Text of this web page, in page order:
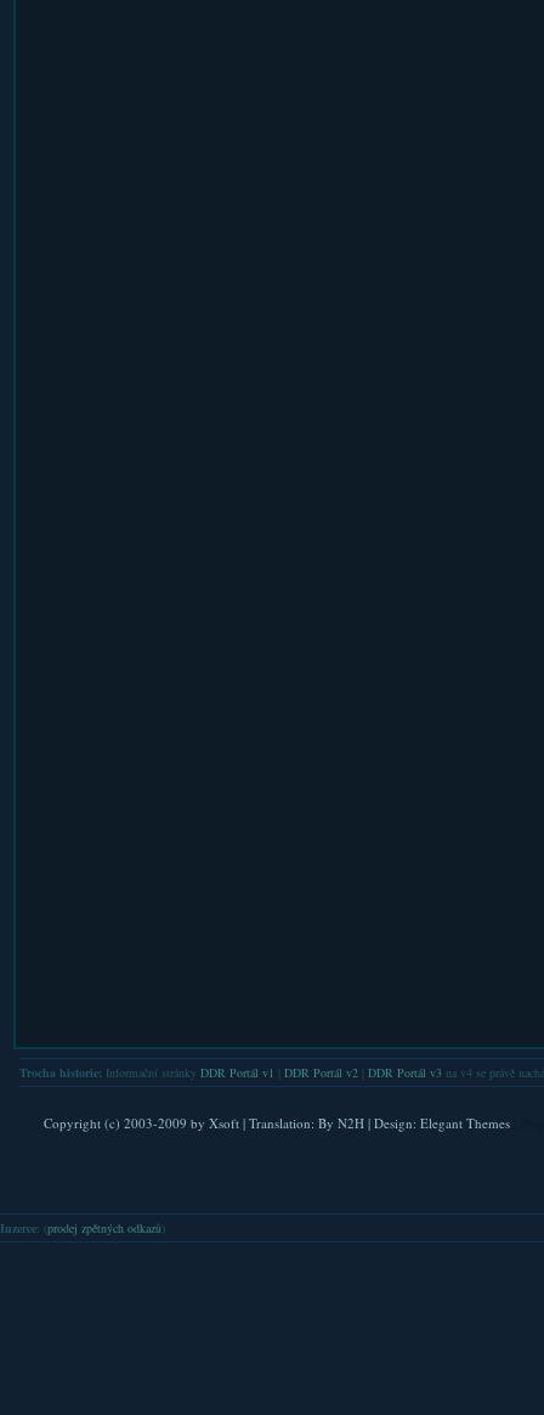
Trocha historie: Informační stránky DDR Portál v1 DDR Portál v2| DDR Portál v3na v4 se právě
Copyright (c) 2003-2009 by Xsoft| Translation: By N2H| Design: Elegant Themes
Inzerce: (prodej zpětných odkazů )